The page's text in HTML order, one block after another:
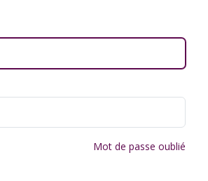
Mot de passe oublié